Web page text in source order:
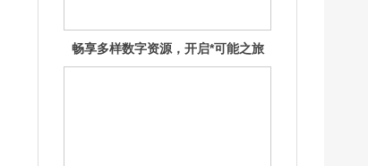
激活码商城深度探秘：畅享热门软件
的秘钥宝